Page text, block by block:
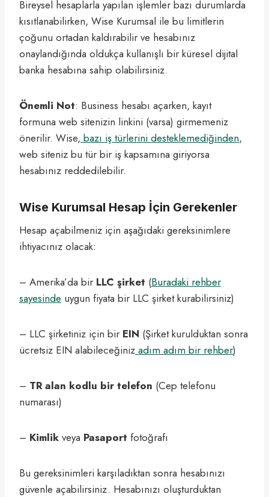
Bireysel hesaplarla yapılan işlemler bazı durumlarda
kısıtlanabilirken, Wise Kurumsal ile bu limitlerin
çoğunu ortadan kaldırabilir ve hesabınız
onaylandığında oldukça kullanışlı bir küresel dijital
banka hesabına sahip olabilirsiniz.
Önemli Not: Business hesabı açarken, kayıt
formuna web sitenizin linkini (varsa) girmemeniz
önerilir. Wise, bazı iş türlerini desteklemediğinden,
web siteniz bu tür bir iş kapsamına giriyorsa
hesabınız reddedilebilir.
Wise Kurumsal Hesap İçin Gerekenler
Hesap açabilmeniz için aşağıdaki gereksinimlere
ihtiyacınız olacak:
– Amerika’da bir LLC şirket (Buradaki rehber
sayesinde uygun fiyata bir LLC şirket kurabilirsiniz)
– LLC şirketiniz için bir EIN (Şirket kurulduktan sonra
ücretsiz EIN alabileceğiniz adım adım bir rehber)
– TR alan kodlu bir telefon (Cep telefonu
numarası)
– Kimlik veya Pasaport fotoğrafı
Bu gereksinimleri karşıladıktan sonra hesabınızı
güvenle açabilirsiniz. Hesabınızı oluşturduktan